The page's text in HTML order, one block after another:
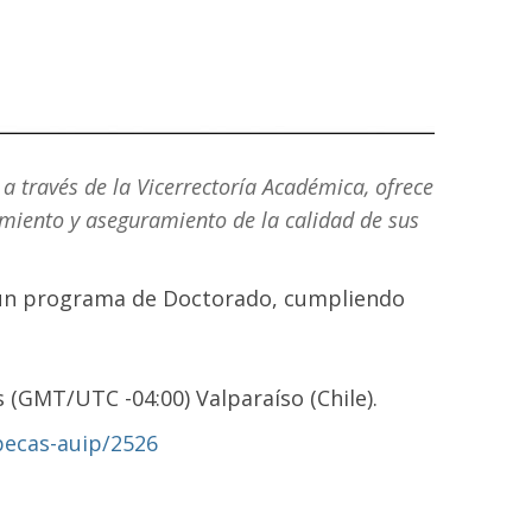
través de la Vicerrectoría Académica, ofrece
y aseguramiento de la calidad de sus
programa de Doctorado, cumpliendo
UTC -04:00) Valparaíso (Chile).
auip/2526